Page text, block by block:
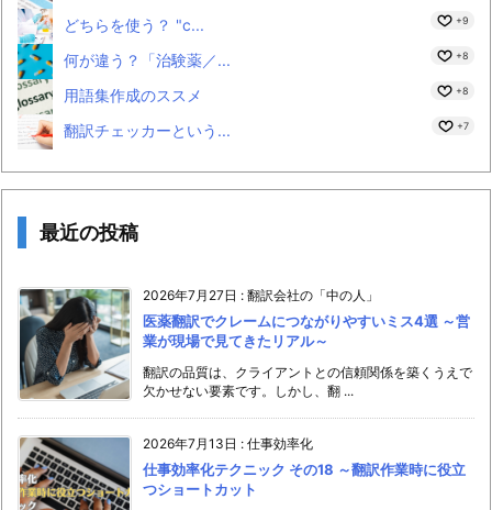
どちらを使う？ "c... +9
何が違う？「治験薬／... +8
用語集作成のススメ +8
翻訳チェッカーという... +7
最近の投稿
2026年7月27日 : 翻訳会社の「中の人」
医薬翻訳でクレームにつながりやすいミス4選 ～営
業が現場で見てきたリアル～
翻訳の品質は、クライアントとの信頼関係を築くうえで
欠かせない要素です。しかし、翻 ...
2026年7月13日 : 仕事効率化
仕事効率化テクニック その18 ～翻訳作業時に役立
つショートカット